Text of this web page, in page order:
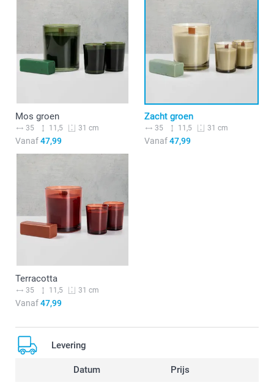
Mos groen
35 11,5 31 cm
Vanaf47,99
Zacht groen
35 11,5 31 cm
Vanaf47,99
Terracotta
35 11,5 31 cm
Vanaf47,99
Levering
Datum Prijs